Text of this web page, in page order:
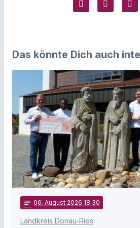
Das könnte Dich auch
notes 06. August 2026 18:30
Landkreis Donau-Ries